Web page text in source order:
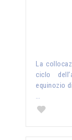
La
ciclo
equinozio
…